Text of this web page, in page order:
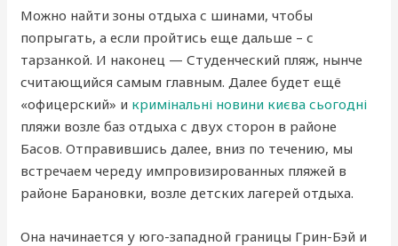
Можно найти зоны отдыха с шинами, чтобы
попрыгать, а если пройтись еще дальше – с
тарзанкой. И наконец — Студенческий пляж, нынче
считающийся самым главным. Далее будет ещё
«офицерский» и кримінальні новини києва сьогодні
пляжи возле баз отдыха с двух сторон в районе
Басов. Отправившись далее, вниз по течению, мы
встречаем череду импровизированных пляжей в
районе Барановки, возле детских лагерей отдыха.
Она начинается у юго-западной границы Грин-Бэй и